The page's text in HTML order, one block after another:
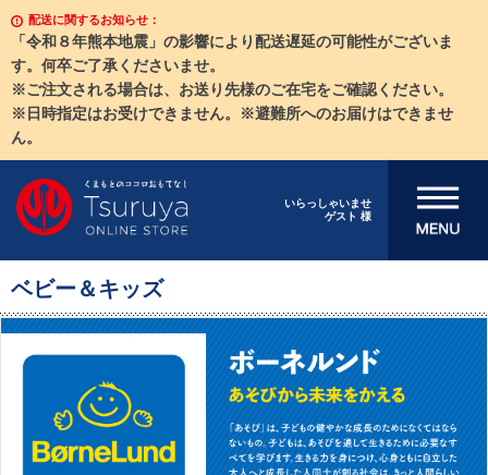
配送に関するお知らせ：
「令和８年熊本地震」の影響により配送遅延の可能性がございま
す。何卒ご了承くださいませ。
※ご注文される場合は、お送り先様のご在宅をご確認ください。
※日時指定はお受けできません。※避難所へのお届けはできませ
ん。
いらっしゃいませ
ゲスト 様
メニューを開
ベビー＆キッズ